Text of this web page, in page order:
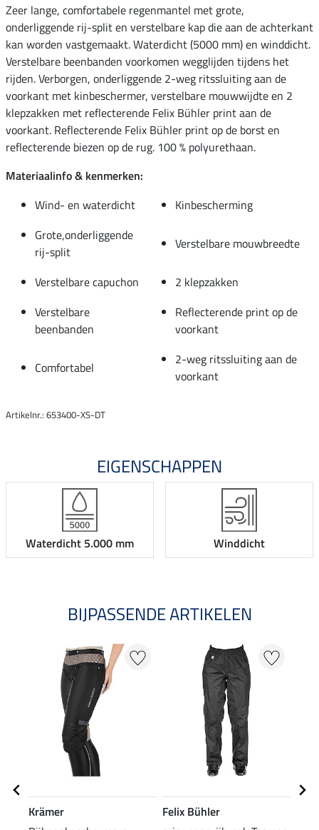
Zeer lange, comfortabele regenmantel met grote,
onderliggende rij-split en verstelbare kap die aan de achterkant
kan worden vastgemaakt. Waterdicht (5000 mm) en winddicht.
Verstelbare beenbanden voorkomen wegglijden tijdens het
rijden. Verborgen, onderliggende 2-weg ritssluiting aan de
voorkant met kinbeschermer, verstelbare mouwwijdte en 2
klepzakken met reflecterende Felix Bühler print aan de
voorkant. Reflecterende Felix Bühler print op de borst en
reflecterende biezen op de rug. 100 % polyurethaan.
Materiaalinfo & kenmerken:
Wind- en waterdicht
Kinbescherming
Grote,onderliggende
rij-split
Verstelbare mouwbreedte
Verstelbare capuchon
2 klepzakken
Verstelbare
beenbanden
Reflecterende print op de
voorkant
Comfortabel
2-weg ritssluiting aan de
voorkant
Artikelnr.: 653400-XS-DT
EIGENSCHAPPEN
Waterdicht 5.000 mm Winddicht
BIJPASSENDE ARTIKELEN
Krämer
Felix Bühler